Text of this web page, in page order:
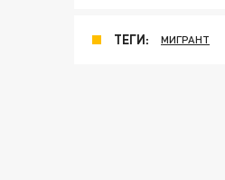
ТЕГИ: МИГРАНТ